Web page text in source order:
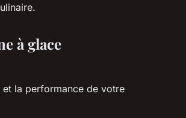
à glace
la performance de votre